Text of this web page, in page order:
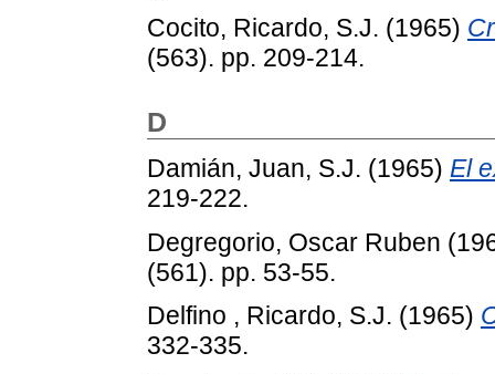
Cocito, Ricardo, S.J. (1965)
(563). pp. 209-214.
D
Damián, Juan, S.J. (1965) El
219-222.
Degregorio, Oscar Ruben
(561). pp. 53-55.
Delfino , Ricardo, S.J. (1965)
332-335.